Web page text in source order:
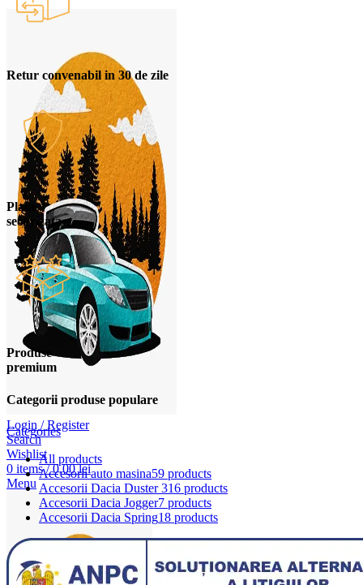
Login / Register
Search
Wishlist
0 items / 0,00lei
Menu
Retur convenabil in 30 de zile
Plata
securizata
Produse
premium
Categorii produse populare
Categories
All products
Accesorii auto masina59 products
Accesorii Dacia Duster 316 products
Accesorii Dacia Jogger7 products
Accesorii Dacia Spring18 products